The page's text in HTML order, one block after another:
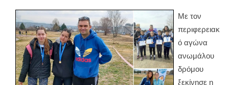
Με τον
περιφερειακ
ό αγώνα
ανωμάλου
δρόμου
ξεκίνησε η